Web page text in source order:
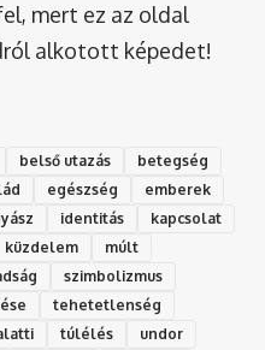
mert ez az oldal
alkotott képedet!
belső utazás
betegség
egészség
emberek
identitás
kapcsolat
küzdelem
múlt
szimbolizmus
tehetetlenség
túlélés
undor